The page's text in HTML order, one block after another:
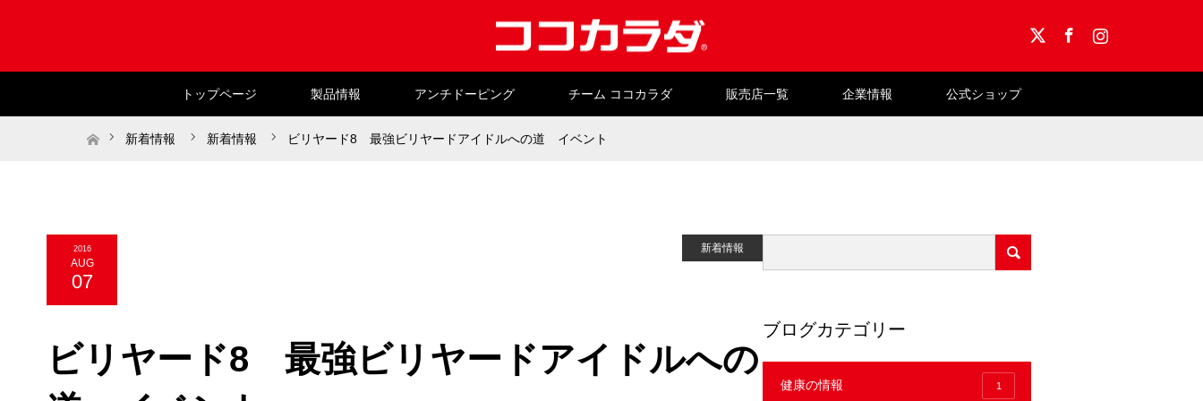
トップページ 製品情報 アンチドーピング チーム ココカラダ 販売店一覧 企業情報 公式ショップ
ホーム新着情報 新着情報 ビリヤード8 最強ビリヤードアイドルへの道 イベント
2016
AUG
07
新着情報
ビリヤード8 最強ビリヤードアイドルへの
ブログカテゴリー
健康の情報 1